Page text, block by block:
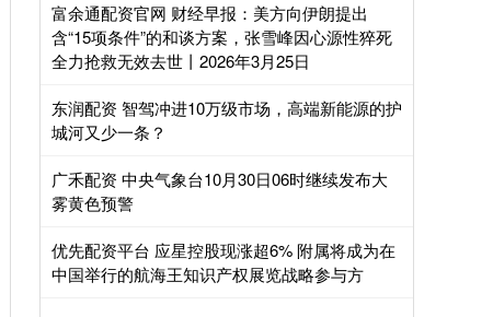
富余通配资官网 财经早报：美方向伊朗提出
含“15项条件”的和谈方案，张雪峰因心源性猝死
全力抢救无效去世丨2026年3月25日
东润配资 智驾冲进10万级市场，高端新能源的护
城河又少一条？
广禾配资 中央气象台10月30日06时继续发布大
雾黄色预警
优先配资平台 应星控股现涨超6% 附属将成为在
中国举行的航海王知识产权展览战略参与方